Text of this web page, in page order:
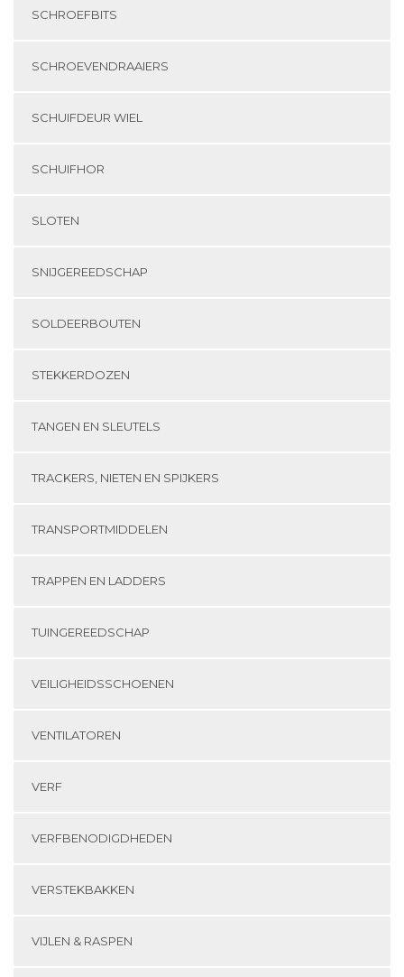
SCHROEFBITS
SCHROEVENDRAAIERS
SCHUIFDEUR WIEL
SCHUIFHOR
SLOTEN
SNIJGEREEDSCHAP
SOLDEERBOUTEN
STEKKERDOZEN
TANGEN EN SLEUTELS
TRACKERS, NIETEN EN SPIJKERS
TRANSPORTMIDDELEN
TRAPPEN EN LADDERS
TUINGEREEDSCHAP
VEILIGHEIDSSCHOENEN
VENTILATOREN
VERF
VERFBENODIGDHEDEN
VERSTEKBAKKEN
VIJLEN & RASPEN